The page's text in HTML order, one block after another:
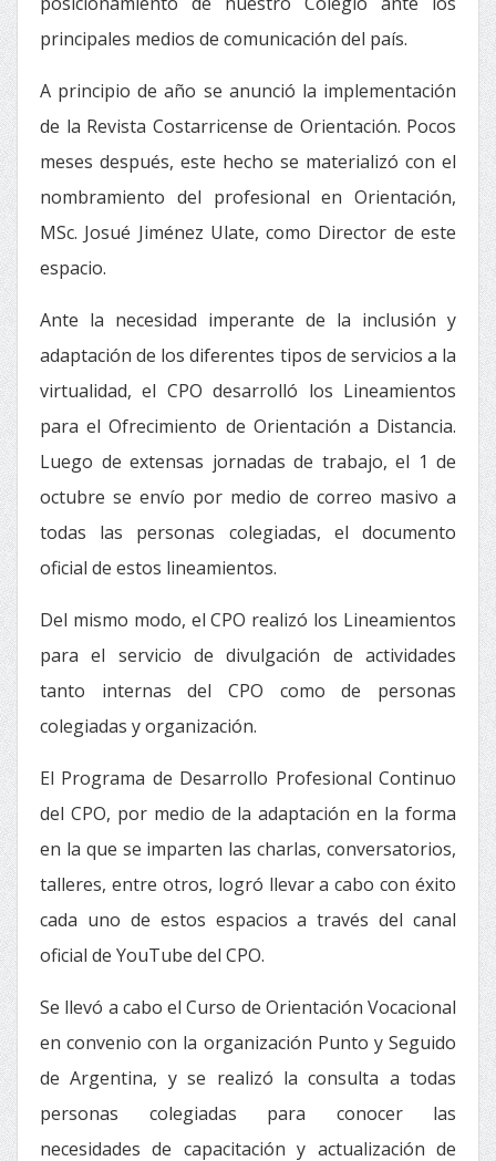
principales medios de comunicación del país.
A principio de año se anunció la implementación
de la Revista Costarricense de Orientación. Pocos
meses después, este hecho se materializó con el
nombramiento del profesional en Orientación,
MSc. Josué Jiménez Ulate, como Director de este
espacio.
Ante la necesidad imperante de la inclusión y
adaptación de los diferentes tipos de servicios a la
virtualidad, el CPO desarrolló los Lineamientos
para el Ofrecimiento de Orientación a Distancia.
Luego de extensas jornadas de trabajo, el 1 de
octubre se envío por medio de correo masivo a
todas las personas colegiadas, el documento
oficial de estos lineamientos.
Del mismo modo, el CPO realizó los Lineamientos
para el servicio de divulgación de actividades
tanto internas del CPO como de personas
colegiadas y organización.
El Programa de Desarrollo Profesional Continuo
del CPO, por medio de la adaptación en la forma
en la que se imparten las charlas, conversatorios,
talleres, entre otros, logró llevar a cabo con éxito
cada uno de estos espacios a través del canal
oficial de YouTube del CPO.
Se llevó a cabo el Curso de Orientación Vocacional
en convenio con la organización Punto y Seguido
de Argentina, y se realizó la consulta a todas
personas colegiadas para conocer las
necesidades de capacitación y actualización de